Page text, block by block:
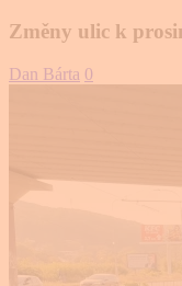
Změny ulic k
Dan Bárta 0